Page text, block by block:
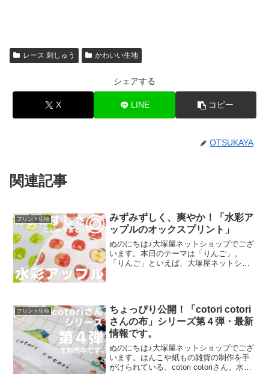
レース 刺しゅう かわいい生地
シェアする
X LINE コピー
OTSUKAYA
関連記事
プリント生地
みずみずしく、爽やか！「水彩ア
ップルのオックスプリント」
ぬのにちは♪大塚屋ネットショップでござ
います。本日のテーマは「りんご」。
「りんご」といえば、大塚屋ネットショ
プリント生地
ちょっぴり公開！「cotori cotori
さんの布」シリーズ第４弾・最新
情報です。
ぬのにちは♪大塚屋ネットショップでござ
います。はんこや紙もの雑貨の制作を手
がけられている、cotori cotoriさん。水彩